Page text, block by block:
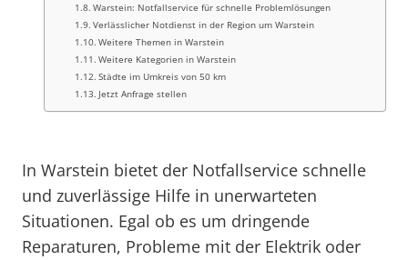
Warstein: Notfallservice für schnelle Problemlösungen
Verlässlicher Notdienst in der Region um Warstein
Weitere Themen in Warstein
Weitere Kategorien in Warstein
Städte im Umkreis von 50 km
Jetzt Anfrage stellen
In Warstein bietet der Notfallservice schnelle
und zuverlässige Hilfe in unerwarteten
Situationen. Egal ob es um dringende
Reparaturen, Probleme mit der Elektrik oder